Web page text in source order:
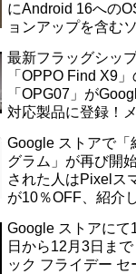
にAndroid 16への
ョンアップを含む
最新フラッグシッ
「OPPO Find X9
「OPG07」が
対応製品に登録！
売へ
Google ストアで「
グラム」が再び開
された人はPixelス
が10％OFF、紹介
ト付与
Google ストアにて
日から12月3日まで
ック フライデー セ